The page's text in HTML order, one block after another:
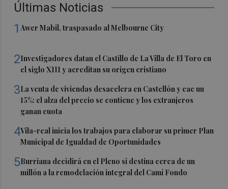
Últimas Noticias
1Awer Mabil, traspasado al Melbourne City
2Investigadores datan el Castillo de La Villa de El Toro en
el siglo XIII y acreditan su origen cristiano
3La venta de viviendas desacelera en Castellón y cae un
15%: el alza del precio se contiene y los extranjeros
ganan cuota
4Vila-real inicia los trabajos para elaborar su primer Plan
Municipal de Igualdad de Oportunidades
5Burriana decidirá en el Pleno si destina cerca de un
millón a la remodelación integral del Camí Fondo